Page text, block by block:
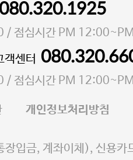
정보관리책임자 김상현
구 마포대로4다길 41 마포
서울마포-3931호
81-58242
이니시스 에스크로 서비
080.320.1925
/ 점심시간 PM
센터
/ 점심시간 PM
개인정보처리방침
입금, 계좌이체), 신용카